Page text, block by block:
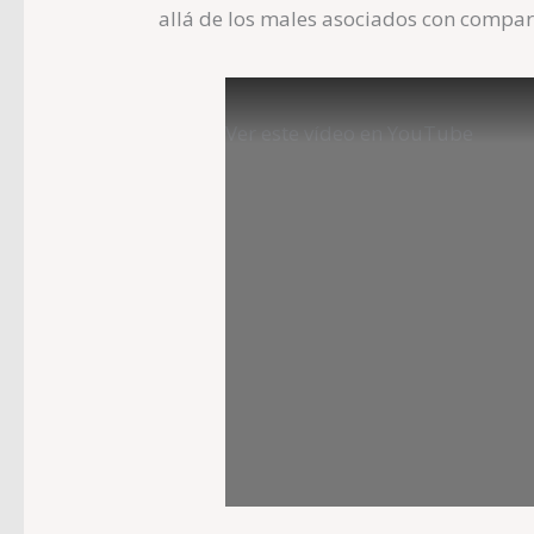
allá de los males asociados con
Ver este vídeo en YouTube